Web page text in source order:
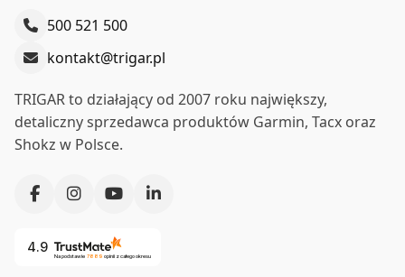
500 521 500
kontakt@trigar.pl
TRIGAR to działający od 2007 roku największy,
detaliczny sprzedawca produktów Garmin, Tacx oraz
Shokz w Polsce.
4.9
Na podstawie 7889 opinii z całego okresu